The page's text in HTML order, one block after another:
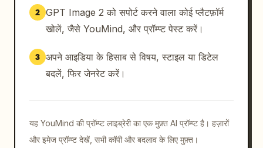
2 GPT Image 2 को सपोर्ट करने वाला कोई प्लैटफ़ॉर्म
खोलें, जैसे YouMind, और प्रॉम्प्ट पेस्ट करें।
3 अपने आइडिया के हिसाब से विषय, स्टाइल या डिटेल
बदलें, फिर जेनरेट करें।
यह YouMind की प्रॉम्प्ट लाइब्रेरी का एक मुफ़्त AI प्रॉम्प्ट है। हज़ारों
और इमेज प्रॉम्प्ट देखें, सभी कॉपी और बदलाव के लिए मुफ़्त।